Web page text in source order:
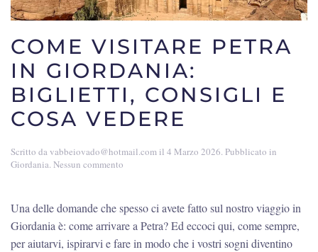
COME VISITARE PETRA
IN GIORDANIA:
BIGLIETTI, CONSIGLI E
COSA VEDERE
Scritto davabbeiovado@hotmail.com il 4 Marzo 2026. Pubblicato in
Giordania. Nessun commento
in
Giordania:
biglietti,
Una delle domande che spesso ci avete fatto sul nostro viaggio in
Giordania è: come arrivare a Petra? Ed eccoci qui, come sempre,
per aiutarvi, ispirarvi e fare in modo che i vostri sogni diventino